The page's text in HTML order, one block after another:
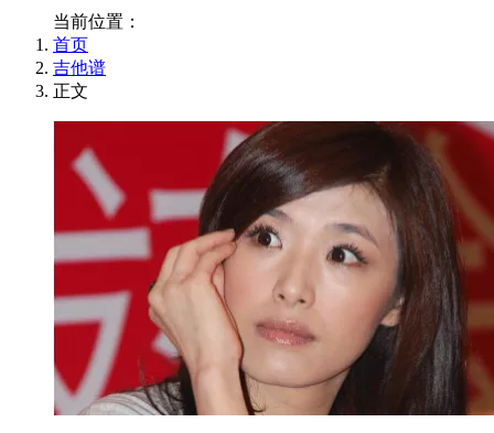
当前位置：
首页
吉他谱
正文